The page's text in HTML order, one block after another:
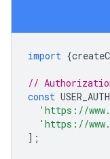
import {
//
const
'https://
'https://
];